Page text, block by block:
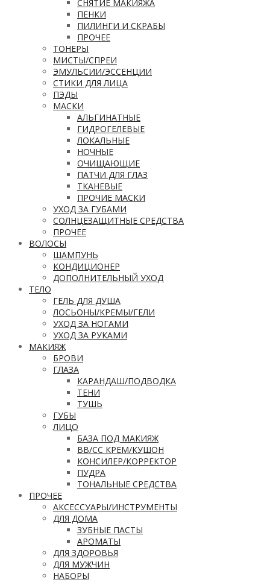
СНЯТИЕ МАКИЯЖА
ПЕНКИ
ПИЛИНГИ И СКРАБЫ
ПРОЧЕЕ
ТОНЕРЫ
МИСТЫ/СПРЕИ
ЭМУЛЬСИИ/ЭССЕНЦИИ
СТИКИ ДЛЯ ЛИЦА
ПЭДЫ
МАСКИ
АЛЬГИНАТНЫЕ
ГИДРОГЕЛЕВЫЕ
ЛОКАЛЬНЫЕ
НОЧНЫЕ
ОЧИЩАЮЩИЕ
ПАТЧИ ДЛЯ ГЛАЗ
ТКАНЕВЫЕ
ПРОЧИЕ МАСКИ
УХОД ЗА ГУБАМИ
СОЛНЦЕЗАЩИТНЫЕ СРЕДСТВА
ПРОЧЕЕ
ВОЛОСЫ
ШАМПУНЬ
КОНДИЦИОНЕР
ДОПОЛНИТЕЛЬНЫЙ УХОД
ТЕЛО
ГЕЛЬ ДЛЯ ДУША
ЛОСЬОНЫ/КРЕМЫ/ГЕЛИ
УХОД ЗА НОГАМИ
УХОД ЗА РУКАМИ
МАКИЯЖ
БРОВИ
ГЛАЗА
КАРАНДАШ/ПОДВОДКА
ТЕНИ
ТУШЬ
ГУБЫ
ЛИЦО
БАЗА ПОД МАКИЯЖ
ВВ/CC КРЕМ/КУШОН
КОНСИЛЕР/КОРРЕКТОР
ПУДРА
ТОНАЛЬНЫЕ СРЕДСТВА
ПРОЧЕЕ
АКСЕССУАРЫ/ИНСТРУМЕНТЫ
ДЛЯ ДОМА
ЗУБНЫЕ ПАСТЫ
АРОМАТЫ
ДЛЯ ЗДОРОВЬЯ
ДЛЯ МУЖЧИН
НАБОРЫ